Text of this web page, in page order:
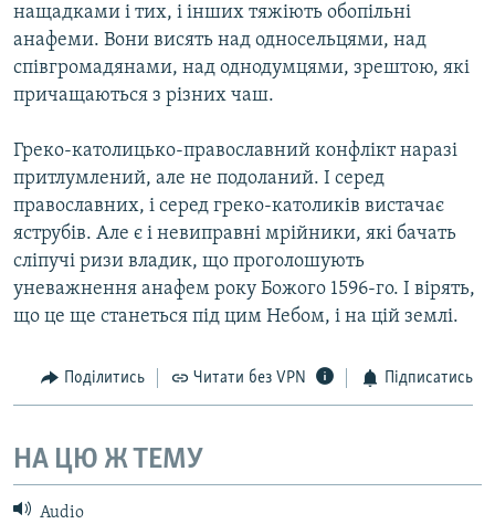
нащадками і тих, і інших тяжіють обопільні
анафеми. Вони висять над односельцями, над
співгромадянами, над однодумцями, зрештою, які
причащаються з різних чаш.
Греко-католицько-православний конфлікт наразі
притлумлений, але не подоланий. І серед
православних, і серед греко-католиків вистачає
яструбів. Але є і невиправні мрійники, які бачать
сліпучі ризи владик, що проголошують
уневажнення анафем року Божого 1596-го. І вірять,
що це ще станеться під цим Небом, і на цій землі.
Поділитись Читати без VPN Підписатись
НА ЦЮ Ж ТЕМУ
Audio